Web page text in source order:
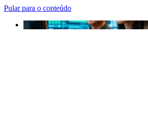
Pular para o conteúdo